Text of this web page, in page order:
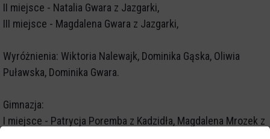
II miejsce - Natalia Gwara z Jazgarki,
III miejsce - Magdalena Gwara z Jazgarki,
Wyróżnienia: Wiktoria Nalewajk, Dominika Gąska, Oliwia
Puławska, Dominika Gwara.
Gimnazja:
I miejsce - Patrycja Poremba z Kadzidła, Magdalena Mrozek z